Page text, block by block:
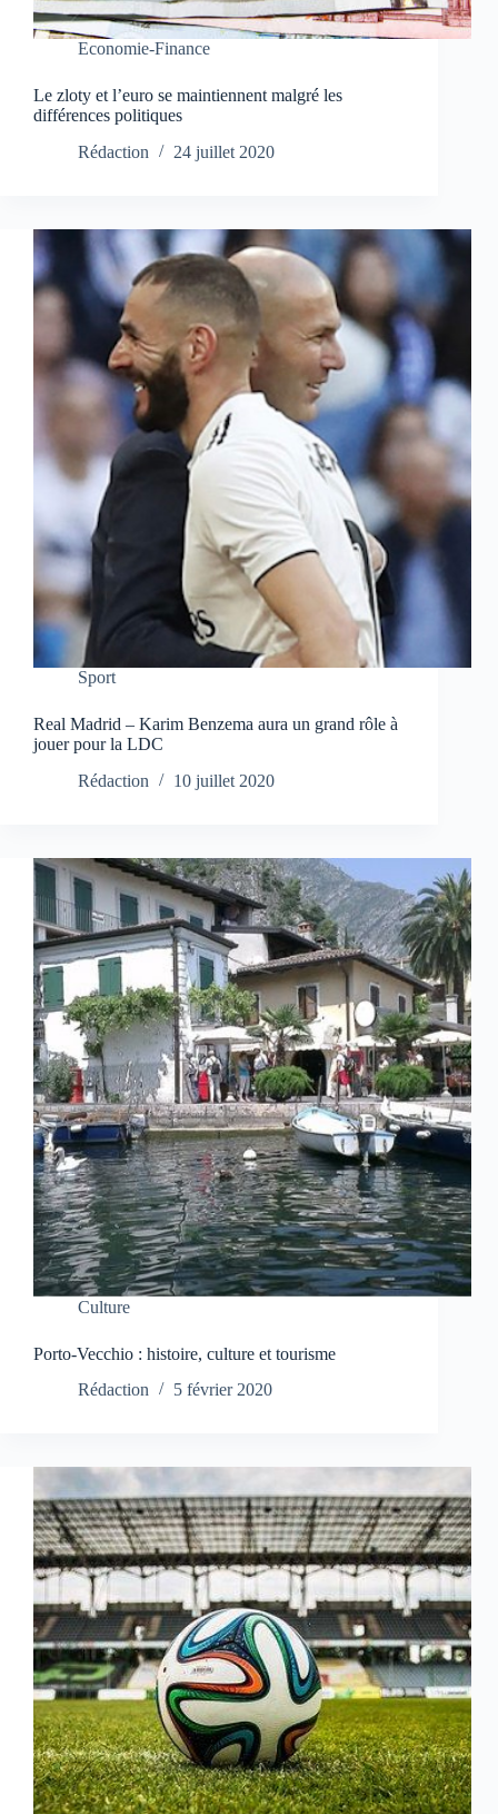
Economie-Finance
Le zloty et l’euro se maintiennent malgré les
différences politiques
Rédaction
24 juillet 2020
Sport
Real Madrid – Karim Benzema aura un grand rôle à
jouer pour la LDC
Rédaction
10 juillet 2020
Culture
Porto-Vecchio : histoire, culture et tourisme
Rédaction
5 février 2020